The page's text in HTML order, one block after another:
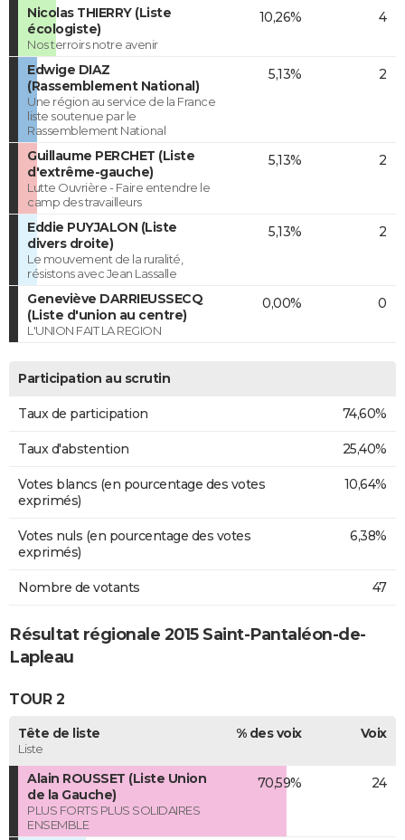
Nicolas THIERRY (Liste
écologiste)
Nos terroirs notre avenir
10,26% 4
Edwige DIAZ
(Rassemblement National)
Une région au service de la France
liste soutenue par le
Rassemblement National
5,13% 2
Guillaume PERCHET (Liste
d'extrême-gauche)
Lutte Ouvrière - Faire entendre le
camp des travailleurs
5,13% 2
Eddie PUYJALON (Liste
divers droite)
Le mouvement de la ruralité,
résistons avec Jean Lassalle
5,13% 2
Geneviève DARRIEUSSECQ
(Liste d'union au centre)
L'UNION FAIT LA REGION
0,00% 0
Participation au scrutin
Taux de participation 74,60%
Taux d'abstention 25,40%
Votes blancs (en pourcentage des votes
exprimés)
10,64%
Votes nuls (en pourcentage des votes
exprimés)
6,38%
Nombre de votants 47
Résultat régionale 2015 Saint-Pantaléon-de-
Lapleau
TOUR 2
Tête de liste
Liste
% des voix Voix
Alain ROUSSET (Liste Union
de la Gauche)
PLUS FORTS PLUS SOLIDAIRES
ENSEMBLE
70,59% 24